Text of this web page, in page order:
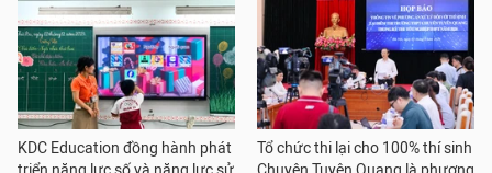
KDC Education đồng hành phát
Tổ chức thi lại cho 100% thí sinh